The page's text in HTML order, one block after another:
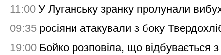
11:00 У Луганську зранку пролунали
09:35 росіяни атакували з боку
19:00 Бойко розповіла, що відбувається з